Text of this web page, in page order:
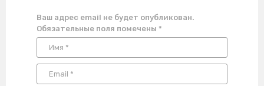
Ваш адрес email не будет опубликован.
Обязательные поля помечены *